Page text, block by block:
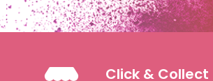
Click & Collect